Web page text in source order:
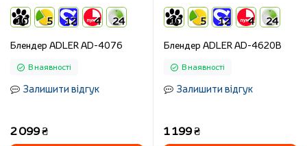
10 5 12 4 24
Блендер ADLER AD-4076
В наявності
Залишити відгук
2 099 ₴
10 5 12 4 24
Блендер ADLER AD-4620B
В наявності
Залишити відгук
1 199 ₴